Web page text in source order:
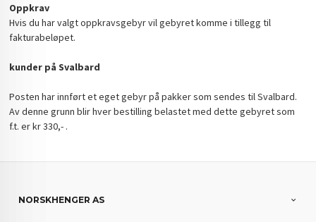
Oppkrav
Hvis du har valgt oppkravsgebyr vil gebyret komme i tillegg til
fakturabeløpet.
kunder på Svalbard
Posten har innført et eget gebyr på pakker som sendes til Svalbard.
Av denne grunn blir hver bestilling belastet med dette gebyret som
f.t. er kr 330,- .
NORSKHENGER AS